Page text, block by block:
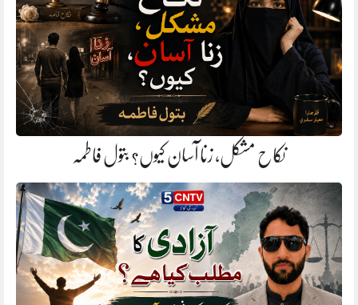
نکاح مشکل، زنا آسان کیوں؟ بتول فاطمہ